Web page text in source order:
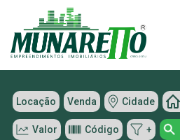
Locação Venda Cidade
Valor Código +